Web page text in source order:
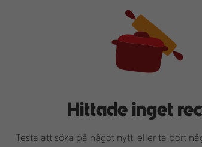
Hittade inget
Testa att söka på något nytt, eller ta bort